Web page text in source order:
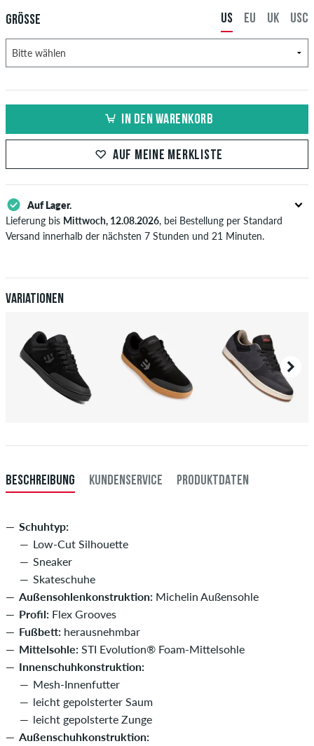
GRÖSSE USC
UK
EU
US
IN DEN WARENKORB
AUF MEINE MERKLISTE
Auf Lager.
Lieferung bis Mittwoch, 12.08.2026, bei Bestellung per Standard
Versand innerhalb der nächsten 7 Stunden und 21 Minuten.
deiner Überweisung an dich versendet. Weitere Infos zuVersand&
Zahlung .
Variationen
BESCHREIBUNG KUNDENSERVICE PRODUKTDATEN
Schuhtyp:
Low-Cut Silhouette
Sneaker
Skateschuhe
Außensohlenkonstruktion: Michelin Außensohle
Profil: Flex Grooves
Fußbett: herausnehmbar
Mittelsohle: STI Evolution® Foam-Mittelsohle
Innenschuhkonstruktion:
Mesh-Innenfutter
leicht gepolsterter Saum
leicht gepolsterte Zunge
Außenschuhkonstruktion: